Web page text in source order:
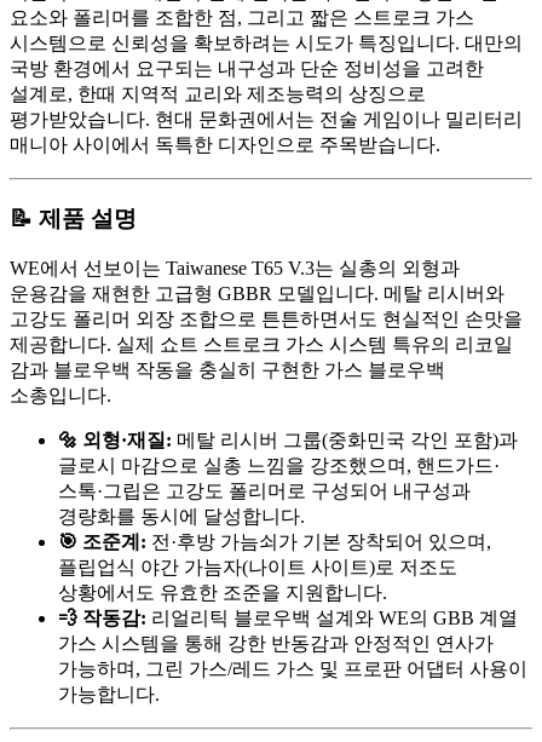
요소와 폴리머를 조합한 점, 그리고 짧은 스트로크 가스
시스템으로 신뢰성을 확보하려는 시도가 특징입니다. 대만의
국방 환경에서 요구되는 내구성과 단순 정비성을 고려한
설계로, 한때 지역적 교리와 제조능력의 상징으로
평가받았습니다. 현대 문화권에서는 전술 게임이나 밀리터리
매니아 사이에서 독특한 디자인으로 주목받습니다.
📝 제품 설명
WE에서 선보이는 Taiwanese T65 V.3는 실총의 외형과
운용감을 재현한 고급형 GBBR 모델입니다. 메탈 리시버와
고강도 폴리머 외장 조합으로 튼튼하면서도 현실적인 손맛을
제공합니다. 실제 쇼트 스트로크 가스 시스템 특유의 리코일
감과 블로우백 작동을 충실히 구현한 가스 블로우백
소총입니다.
🔩 외형·재질: 메탈 리시버 그룹(중화민국 각인 포함)과
글로시 마감으로 실총 느낌을 강조했으며, 핸드가드·
스톡·그립은 고강도 폴리머로 구성되어 내구성과
경량화를 동시에 달성합니다.
🎯 조준계: 전·후방 가늠쇠가 기본 장착되어 있으며,
플립업식 야간 가늠자(나이트 사이트)로 저조도
상황에서도 유효한 조준을 지원합니다.
💨 작동감: 리얼리틱 블로우백 설계와 WE의 GBB 계열
가스 시스템을 통해 강한 반동감과 안정적인 연사가
가능하며, 그린 가스/레드 가스 및 프로판 어댑터 사용이
가능합니다.